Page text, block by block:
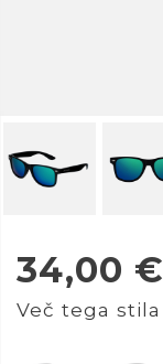
34,00 €
Več tega stila